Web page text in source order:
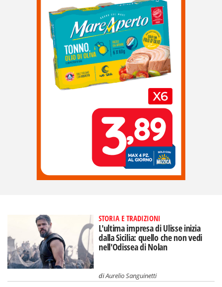
STORIA E TRADIZIONI
L'ultima impresa di Ulisse inizia
dalla Sicilia: quello che non vedi
nell'Odissea di Nolan
diAurelio Sanguinetti